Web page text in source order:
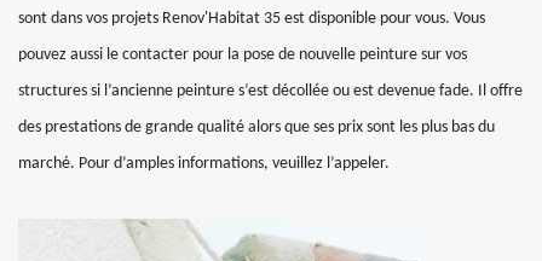
sont dans vos projets Renov'Habitat 35 est disponible pour vous. Vous
pouvez aussi le contacter pour la pose de nouvelle peinture sur vos
structures si l’ancienne peinture s’est décollée ou est devenue fade. Il offre
des prestations de grande qualité alors que ses prix sont les plus bas du
marché. Pour d’amples informations, veuillez l’appeler.